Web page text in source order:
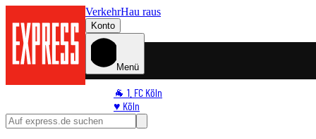
VerkehrHau raus
Konto
Menü
🐐 1. FC Köln
♥️ Köln
⭐ Promi